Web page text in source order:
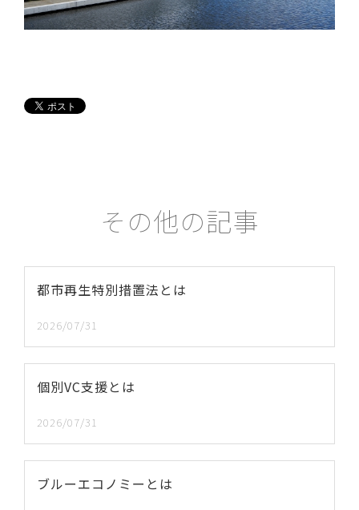
その他の記事
都市再生特別措置法とは
2026/07/31
個別VC支援とは
2026/07/31
ブルーエコノミーとは